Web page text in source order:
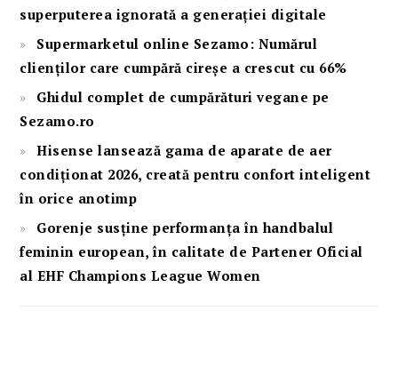
superputerea ignorată a generației digitale
Supermarketul online Sezamo: Numărul
clienților care cumpără cireșe a crescut cu 66%
Ghidul complet de cumpărături vegane pe
Sezamo.ro
Hisense lansează gama de aparate de aer
condiționat 2026, creată pentru confort inteligent
în orice anotimp
Gorenje susține performanța în handbalul
feminin european, în calitate de Partener Oficial
al EHF Champions League Women